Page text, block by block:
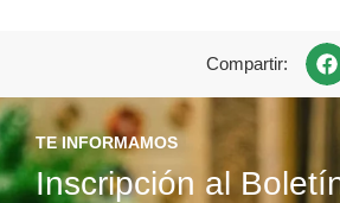
Compartir:
TE INFORMAMOS
Inscripción al